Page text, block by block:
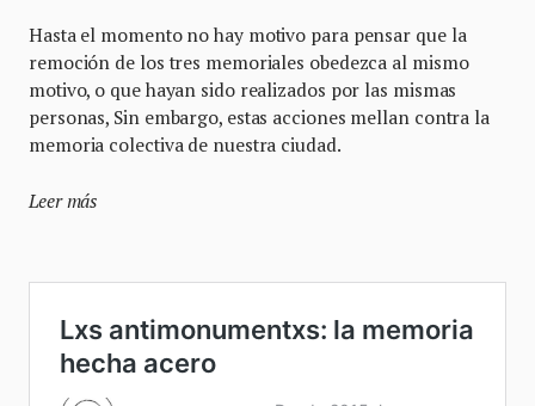
Hasta el momento no hay motivo para pensar que la
remoción de los tres memoriales obedezca al mismo
motivo, o que hayan sido realizados por las mismas
personas, Sin embargo, estas acciones mellan contra la
memoria colectiva de nuestra ciudad.
Leer más